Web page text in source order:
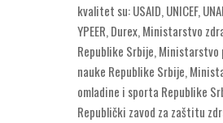
kvalitet su: USAID, UNICEF,
YPEER, Durex, Ministarstvo
Republike Srbije, Ministarstvo
nauke Republike Srbije,
omladine i sporta Republike
Republički zavod za zaštitu